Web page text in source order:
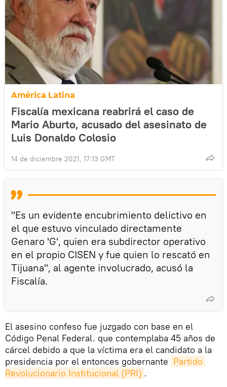
América Latina
Fiscalía mexicana reabrirá el caso de
Mario Aburto, acusado del asesinato de
Luis Donaldo Colosio
14 de diciembre 2021, 17:13 GMT
"Es un evidente encubrimiento delictivo en
el que estuvo vinculado directamente
Genaro 'G', quien era subdirector operativo
en el propio CISEN y fue quien lo rescató en
Tijuana", al agente involucrado, acusó la
Fiscalía.
El asesino confeso fue juzgado con base en el
Código Penal Federal. que contemplaba 45 años de
cárcel debido a que la víctima era el candidato a la
presidencia por el entonces gobernante Partido
Revolucionario Institucional (PRI) .